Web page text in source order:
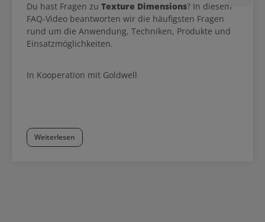
Du hast Fragen zu Texture Dimensions? In diesem
FAQ-Video beantworten wir die häufigsten Fragen
rund um die Anwendung, Techniken, Produkte und
Einsatzmöglichkeiten.
In Kooperation mit Goldwell
Weiterlesen